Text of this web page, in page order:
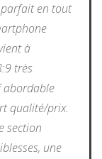
parfait en tout
à
très
abordable
qualité/prix.
section
une